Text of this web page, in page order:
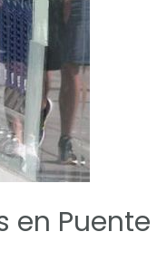
en Puente